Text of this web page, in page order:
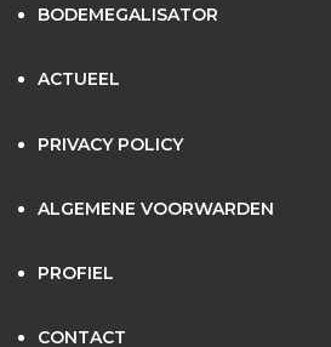
BODEMEGALISATOR
ACTUEEL
PRIVACY POLICY
ALGEMENE VOORWARDEN
PROFIEL
CONTACT